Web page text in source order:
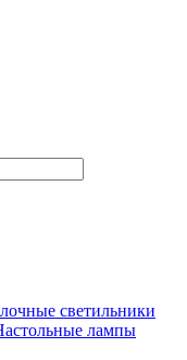
светильники
лампы